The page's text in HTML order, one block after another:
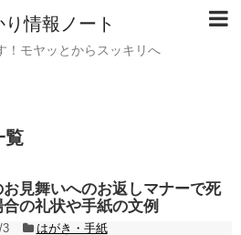
情報ノート
！モヤッとからスッキリへ
覧
お見舞いへのお返しマナーで死
の礼状や手紙の文例
3
はがき・手紙